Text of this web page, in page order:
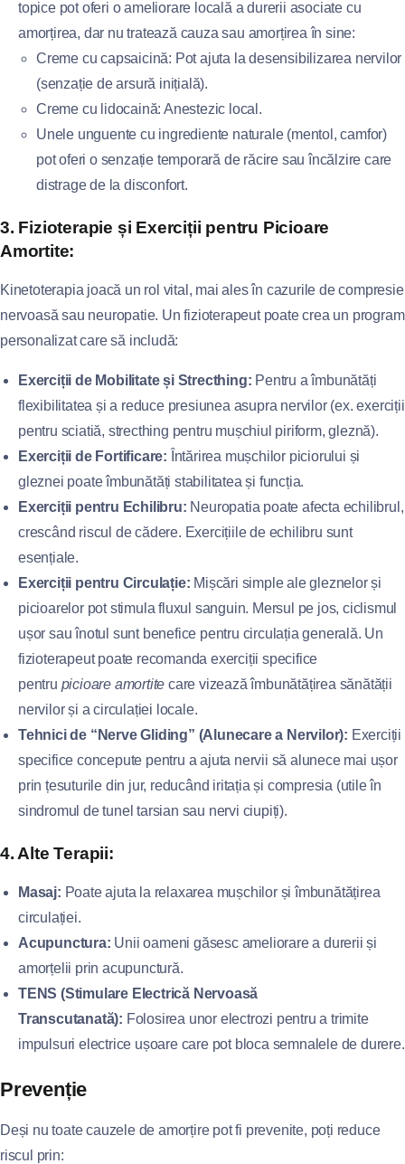
topice pot oferi o ameliorare locală a durerii asociate cu
amorțirea, dar nu tratează cauza sau amorțirea în sine:
Creme cu capsaicină: Pot ajuta la desensibilizarea nervilor
(senzație de arsură inițială).
Creme cu lidocaină: Anestezic local.
Unele unguente cu ingrediente naturale (mentol, camfor)
pot oferi o senzație temporară de răcire sau încălzire care
distrage de la disconfort.
3. Fizioterapie și Exerciții pentru Picioare
Amortite:
Kinetoterapia joacă un rol vital, mai ales în cazurile de compresie
nervoasă sau neuropatie. Un fizioterapeut poate crea un program
personalizat care să includă:
Exerciții de Mobilitate și Strecthing: Pentru a îmbunătăți
flexibilitatea și a reduce presiunea asupra nervilor (ex. exerciții
pentru sciatiă, strecthing pentru mușchiul piriform, gleznă).
Exerciții de Fortificare: Întărirea mușchilor piciorului și
gleznei poate îmbunătăți stabilitatea și funcția.
Exerciții pentru Echilibru: Neuropatia poate afecta echilibrul,
crescând riscul de cădere. Exercițiile de echilibru sunt
esențiale.
Exerciții pentru Circulație: Mișcări simple ale gleznelor și
picioarelor pot stimula fluxul sanguin. Mersul pe jos, ciclismul
ușor sau înotul sunt benefice pentru circulația generală. Un
fizioterapeut poate recomanda exerciții specifice
pentru picioare amortite care vizează îmbunătățirea sănătății
nervilor și a circulației locale.
Tehnici de “Nerve Gliding” (Alunecare a Nervilor): Exerciții
specifice concepute pentru a ajuta nervii să alunece mai ușor
prin țesuturile din jur, reducând iritația și compresia (utile în
sindromul de tunel tarsian sau nervi ciupiți).
4. Alte Terapii:
Masaj: Poate ajuta la relaxarea mușchilor și îmbunătățirea
circulației.
Acupunctura: Unii oameni găsesc ameliorare a durerii și
amorțelii prin acupunctură.
TENS (Stimulare Electrică Nervoasă
Transcutanată): Folosirea unor electrozi pentru a trimite
impulsuri electrice ușoare care pot bloca semnalele de durere.
Prevenție
Deși nu toate cauzele de amorțire pot fi prevenite, poți reduce
riscul prin: